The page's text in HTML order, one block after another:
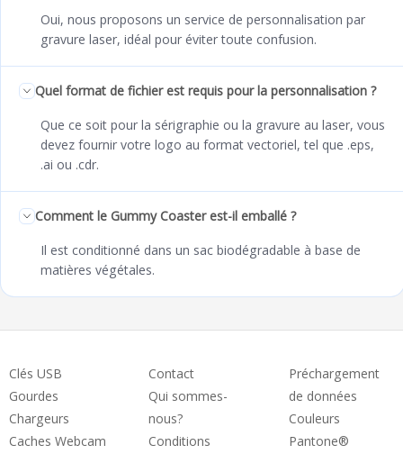
Oui, nous proposons un service de personnalisation par
gravure laser, idéal pour éviter toute confusion.
Quel format de fichier est requis pour la personnalisation ?
Que ce soit pour la sérigraphie ou la gravure au laser, vous
devez fournir votre logo au format vectoriel, tel que .eps,
.ai ou .cdr.
Comment le Gummy Coaster est-il emballé ?
Il est conditionné dans un sac biodégradable à base de
matières végétales.
Clés USB
Gourdes
Chargeurs
Caches Webcam
Contact
Qui sommes-
nous?
Conditions
Préchargement
de données
Couleurs
Pantone®